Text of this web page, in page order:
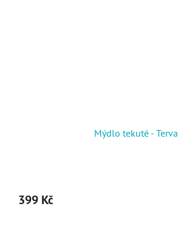
Mýdlo tekuté - Terva
399 Kč